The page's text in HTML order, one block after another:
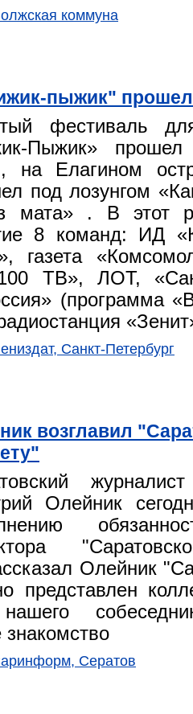
коммуна
пыжик"
фестиваль
Пыжик»
на Елагином
под лозунгом
мата» . В этот
8 команд: ИД
газета
ТВ», ЛОТ,
(программа
Санкт-Петербург
возглавил
Олейник
Олейник
представлен
Сератов